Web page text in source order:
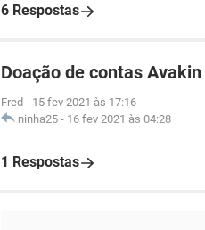
6 Respostas
Doação de contas Avakin
Fred - 15 fev 2021 às 17:16
ninha25 - 16 fev 2021 às 04:28
1 Respostas